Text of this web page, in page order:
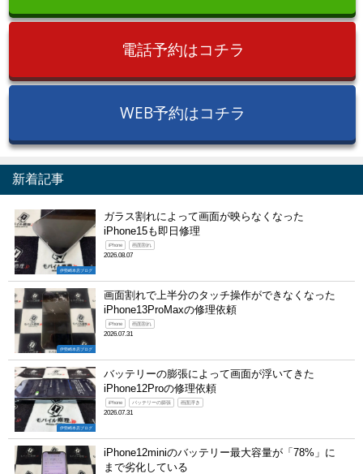
電話予約はコチラ
WEB予約はコチラ
新着記事
伊勢崎本店ブログ
ガラス割れによって画面が映らなくなった
iPhone15も即日修理
iPhone 画面割れ
2026.08.07
伊勢崎本店ブログ
画面割れで上半分のタッチ操作ができなくなった
iPhone13ProMaxの修理依頼
iPhone 画面割れ
2026.07.31
伊勢崎本店ブログ
バッテリーの膨張によって画面が浮いてきた
iPhone12Proの修理依頼
iPhone バッテリーの膨張 画面浮き
2026.07.31
iPhone12miniのバッテリー最大容量が「78%」に
まで劣化している